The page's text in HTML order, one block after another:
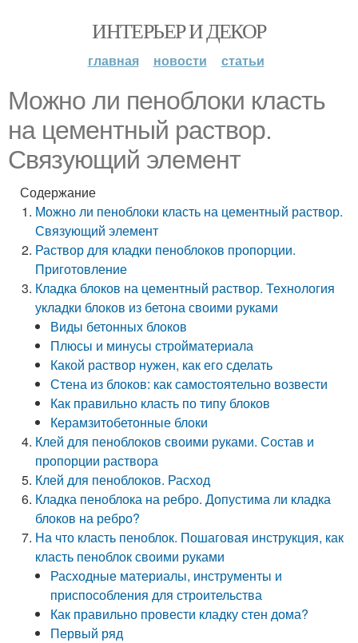
ИНТЕРЬЕР И ДЕКОР
главная новости статьи
Можно ли пеноблоки класть
на цементный раствор.
Связующий элемент
Содержание
Можно ли пеноблоки класть на цементный раствор.
Связующий элемент
Раствор для кладки пеноблоков пропорции.
Приготовление
Кладка блоков на цементный раствор. Технология
укладки блоков из бетона своими руками
Виды бетонных блоков
Плюсы и минусы стройматериала
Какой раствор нужен, как его сделать
Стена из блоков: как самостоятельно возвести
Как правильно класть по типу блоков
Керамзитобетонные блоки
Клей для пеноблоков своими руками. Состав и
пропорции раствора
Клей для пеноблоков. Расход
Кладка пеноблока на ребро. Допустима ли кладка
блоков на ребро?
На что класть пеноблок. Пошаговая инструкция, как
класть пеноблок своими руками
Расходные материалы, инструменты и
приспособления для строительства
Как правильно провести кладку стен дома?
Первый ряд